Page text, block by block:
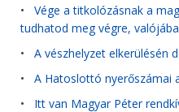
• Vége a titkolózásnak a
tudhatod meg végre,
• A vészhelyzet elkerülésén
• A Hatoslottó nyerőszámai
• Itt van Magyar Péter